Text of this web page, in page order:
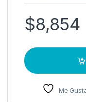
$8,854
Me